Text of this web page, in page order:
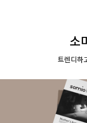
소
트렌디하